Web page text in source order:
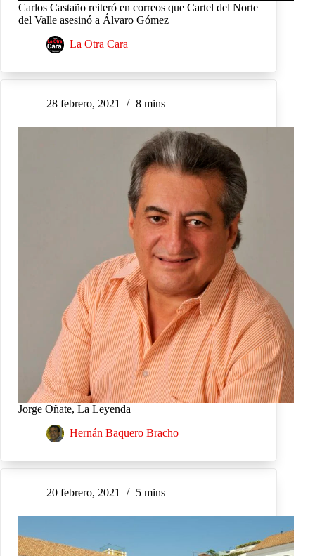
Carlos Castaño reiteró en correos que Cartel del Norte
del Valle asesinó a Álvaro Gómez
La Otra Cara
28 febrero, 2021 8 mins
Jorge Oñate, La Leyenda
Hernán Baquero Bracho
20 febrero, 2021 5 mins